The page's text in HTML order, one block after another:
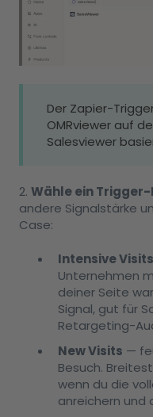
Der Zapier-
OMRviewer auf
Salesviewer
2. Wähle ein Trigger-
andere Signalstärke
Case:
Intensive Visits
Unternehmen
deiner Seite
Signal, gut für
Retargeting-
New Visits —
Besuch.
wenn du die
anreichern und